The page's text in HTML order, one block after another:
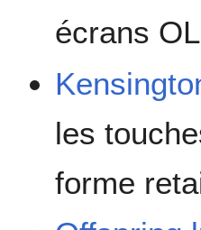
écrans
les
forme